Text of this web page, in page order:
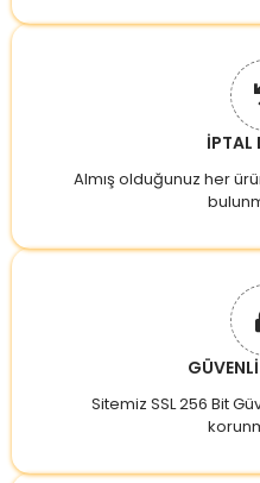
İPTAL
Almış olduğunuz her
Sitemiz SSL 256 Bit